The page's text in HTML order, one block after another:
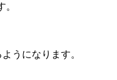
うになります。